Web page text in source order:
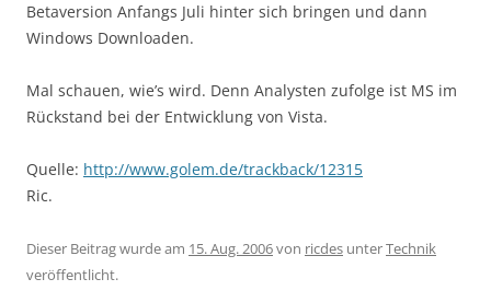
Betaversion Anfangs Juli hinter sich bringen und dann
Windows Downloaden.
Mal schauen, wie’s wird. Denn Analysten zufolge ist MS im
Rückstand bei der Entwicklung von Vista.
Quelle: http://www.golem.de/trackback/12315
Ric.
Dieser Beitrag wurde am 15. Aug. 2006von ricdes unterTechnik
veröffentlicht.